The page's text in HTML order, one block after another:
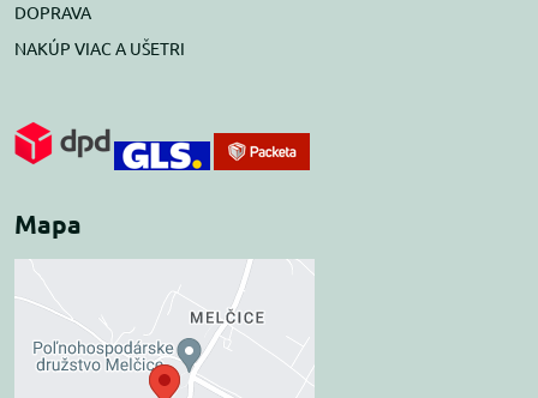
DOPRAVA
NAKÚP VIAC A UŠETRI
Mapa
Externý obsah je
blokovaný Voľbami
súkromia